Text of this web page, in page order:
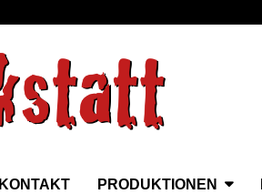
KONTAKT PRODUKTIONEN